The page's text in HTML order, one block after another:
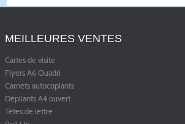
MEILLEURES VENTES
Cartes de visite
Flyers A6 Quadri
Carnets autocopiants
Dépliants A4 ouvert
Têtes de lettre